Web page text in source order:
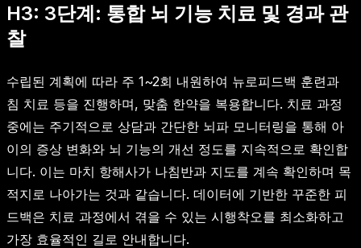
H3: 3단계: 통합 뇌 기능 치료 및 경과 관
찰
수립된 계획에 따라 주 1~2회 내원하여 뉴로피드백 훈련과
침 치료 등을 진행하며, 맞춤 한약을 복용합니다. 치료 과정
중에는 주기적으로 상담과 간단한 뇌파 모니터링을 통해 아
이의 증상 변화와 뇌 기능의 개선 정도를 지속적으로 확인합
니다. 이는 마치 항해사가 나침반과 지도를 계속 확인하며 목
적지로 나아가는 것과 같습니다. 데이터에 기반한 꾸준한 피
드백은 치료 과정에서 겪을 수 있는 시행착오를 최소화하고
가장 효율적인 길로 안내합니다.